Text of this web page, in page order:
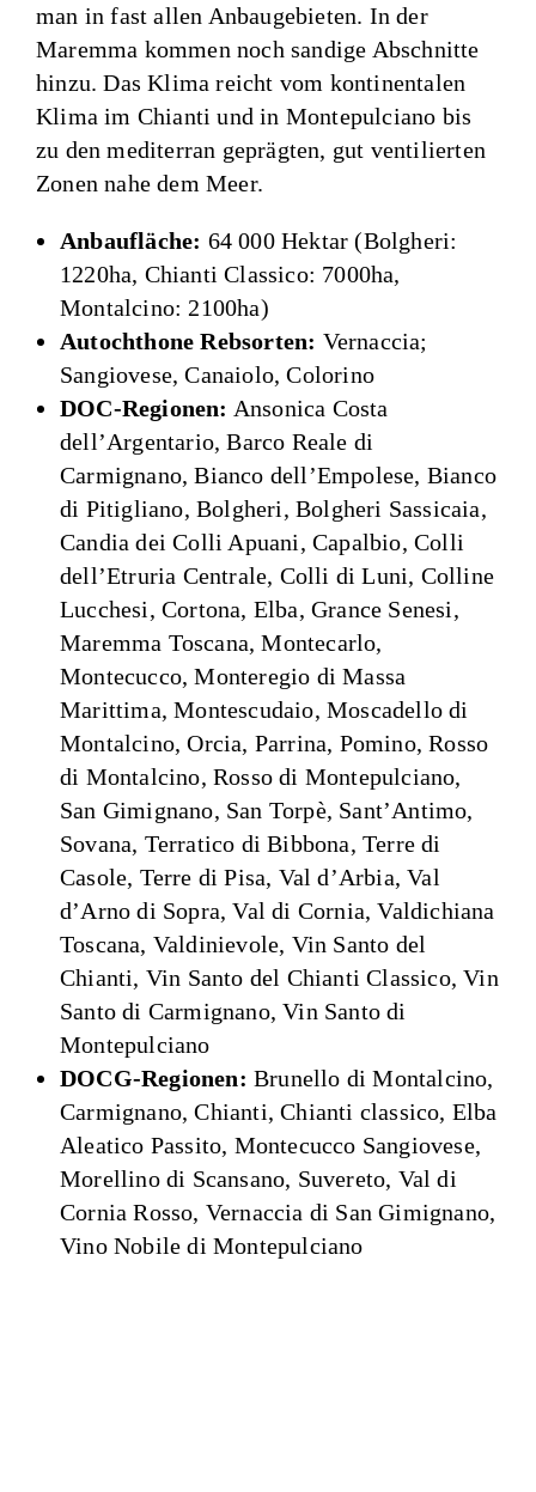
man in fast allen Anbaugebieten. In der
Maremma kommen noch sandige Abschnitte
hinzu. Das Klima reicht vom kontinentalen
Klima im Chianti und in Montepulciano bis
zu den mediterran geprägten, gut ventilierten
Zonen nahe dem Meer.
Anbaufläche: 64 000 Hektar (Bolgheri:
1220ha, Chianti Classico: 7000ha,
Montalcino: 2100ha)
Autochthone Rebsorten: Vernaccia;
Sangiovese, Canaiolo, Colorino
DOC-Regionen: Ansonica Costa
dell’Argentario, Barco Reale di
Carmignano, Bianco dell’Empolese, Bianco
di Pitigliano, Bolgheri, Bolgheri Sassicaia,
Candia dei Colli Apuani, Capalbio, Colli
dell’Etruria Centrale, Colli di Luni, Colline
Lucchesi, Cortona, Elba, Grance Senesi,
Maremma Toscana, Montecarlo,
Montecucco, Monteregio di Massa
Marittima, Montescudaio, Moscadello di
Montalcino, Orcia, Parrina, Pomino, Rosso
di Montalcino, Rosso di Montepulciano,
San Gimignano, San Torpè, Sant’Antimo,
Sovana, Terratico di Bibbona, Terre di
Casole, Terre di Pisa, Val d’Arbia, Val
d’Arno di Sopra, Val di Cornia, Valdichiana
Toscana, Valdinievole, Vin Santo del
Chianti, Vin Santo del Chianti Classico, Vin
Santo di Carmignano, Vin Santo di
Montepulciano
DOCG-Regionen: Brunello di Montalcino,
Carmignano, Chianti, Chianti classico, Elba
Aleatico Passito, Montecucco Sangiovese,
Morellino di Scansano, Suvereto, Val di
Cornia Rosso, Vernaccia di San Gimignano,
Vino Nobile di Montepulciano